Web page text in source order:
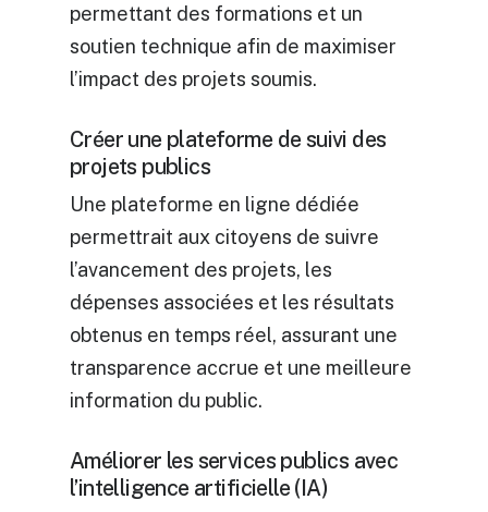
permettant des formations et un
soutien technique afin de maximiser
l’impact des projets soumis.
Créer une plateforme de suivi des
projets publics
Une plateforme en ligne dédiée
permettrait aux citoyens de suivre
l’avancement des projets, les
dépenses associées et les résultats
obtenus en temps réel, assurant une
transparence accrue et une meilleure
information du public.
Améliorer les services publics avec
l’intelligence artificielle (IA)